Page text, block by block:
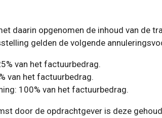
daarin opgenomen de inhoud van de
gelden de volgende
van het factuurbedrag.
van het factuurbedrag.
100% van het factuurbedrag.
door de opdrachtgever is deze